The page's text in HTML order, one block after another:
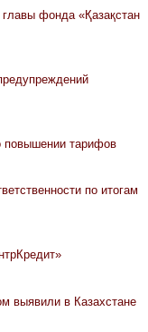
фонда «Қазақстан
повышении тарифов
по итогам
выявили в Казахстане